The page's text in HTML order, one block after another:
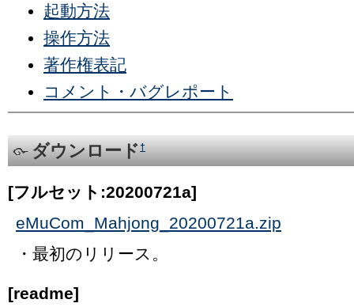
起動方法
操作方法
著作権表記
コメント・バグレポート
ダウンロード†
[フルセット:20200721a]
eMuCom_Mahjong_20200721a.zip
・最初のリリース。
[readme]